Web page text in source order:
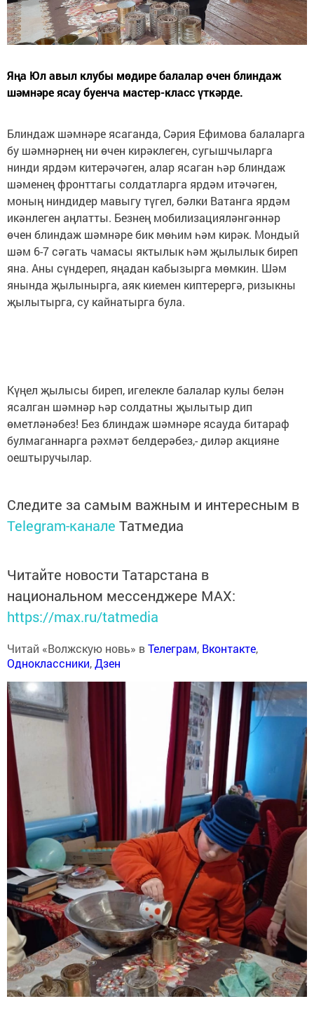
Яңа Юл авыл клубы мөдире балалар өчен блиндаж
шәмнәре ясау буенча мастер-класс үткәрде.
Блиндаж шәмнәре ясаганда, Сәрия Ефимова балаларга
бу шәмнәрнең ни өчен кирәклеген, сугышчыларга
нинди ярдәм китерәчәген, алар ясаган һәр блиндаж
шәменең фронттагы солдатларга ярдәм итәчәген,
моның ниндидер мавыгу түгел, бәлки Ватанга ярдәм
икәнлеген аңлатты. Безнең мобилизацияләнгәннәр
өчен блиндаж шәмнәре бик мөһим һәм кирәк. Мондый
шәм 6-7 сәгать чамасы яктылык һәм җылылык биреп
яна. Аны сүндереп, яңадан кабызырга мөмкин. Шәм
янында җылынырга, аяк киемен киптерергә, ризыкны
җылытырга, су кайнатырга була.
Күңел җылысы биреп, игелекле балалар кулы белән
ясалган шәмнәр һәр солдатны җылытыр дип
өметләнәбез! Без блиндаж шәмнәре ясауда битараф
булмаганнарга рәхмәт белдерәбез,- диләр акцияне
оештыручылар.
Следите за самым важным и интересным в
Telegram-канале Татмедиа
Читайте новости Татарстана в
национальном мессенджере MАХ:
https://max.ru/tatmedia
Читай «Волжскую новь» вТелеграм, Вконтакте,
Одноклассники,Дзен